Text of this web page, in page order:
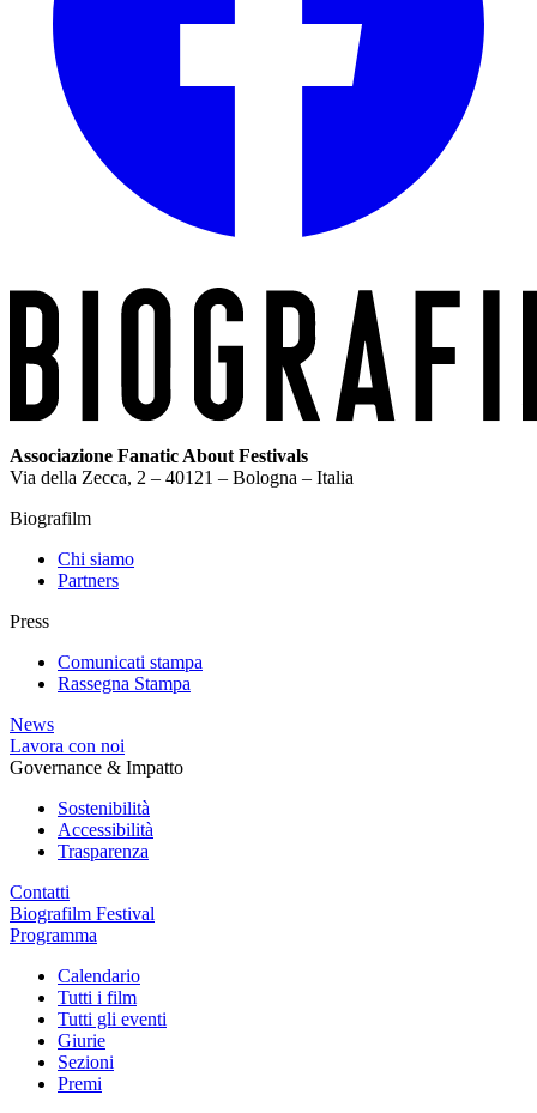
Associazione Fanatic About Festivals
Via della Zecca, 2 – 40121 – Bologna – Italia
Biografilm
Chi siamo
Partners
Press
Comunicati stampa
Rassegna Stampa
News
Lavora con noi
Governance & Impatto
Sostenibilità
Accessibilità
Trasparenza
Contatti
Biografilm Festival
Programma
Calendario
Tutti i film
Tutti gli eventi
Giurie
Sezioni
Premi